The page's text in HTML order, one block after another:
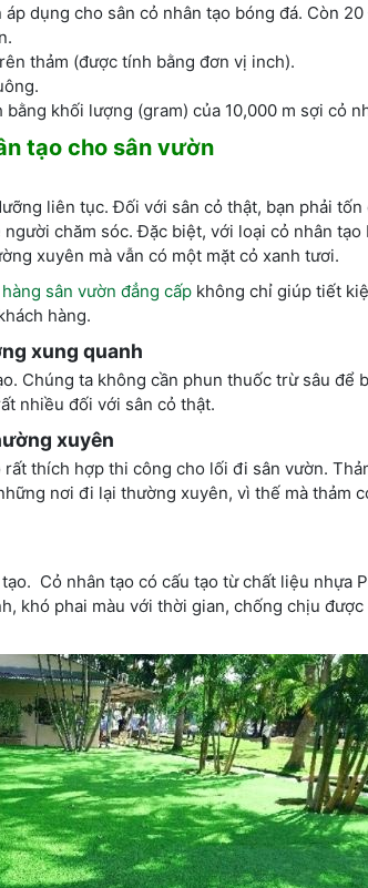
dụng cho sân cỏ nhân tạo bóng đá. Còn
thảm (được tính bằng đơn vị inch).
khối lượng (gram) của 10,000 m sợi cỏ
tạo cho sân vườn
liên tục. Đối với sân cỏ thật, bạn phải
chăm sóc. Đặc biệt, với loại cỏ nhân tạo
xuyên mà vẫn có một mặt cỏ xanh tươi.
sân vườn đẳng cấp không chỉ giúp tiết
hàng.
xung quanh
Chúng ta không cần phun thuốc trừ sâu để
nhiều đối với sân cỏ thật.
xuyên
thích hợp thi công cho lối đi sân vườn.
nơi đi lại thường xuyên, vì thế mà thảm
Cỏ nhân tạo có cấu tạo từ chất liệu nhựa
khó phai màu với thời gian, chống chịu